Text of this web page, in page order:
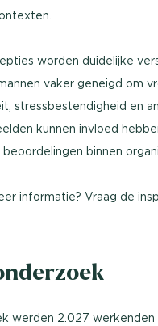
worden duidelijke
vaker geneigd om
stressbestendigheid en
kunnen invloed
binnen
informatie? Vraag de
werden 2.027 werkenden